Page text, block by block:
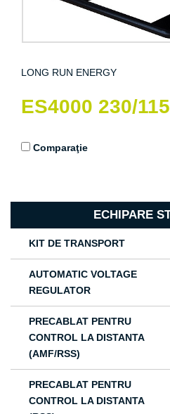
LONG RUN ENERGY
ES4000 230/
Comparaţie
ECHIPARE
KIT DE TRANSPORT
AUTOMATIC VOLTAGE
REGULATOR
PRECABLAT PENTRU
CONTROL LA DISTANTA
(AMF/RSS)
PRECABLAT PENTRU
CONTROL LA DISTANTA